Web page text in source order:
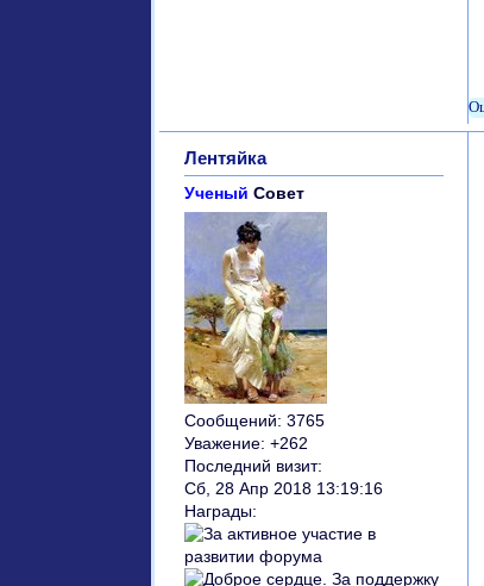
Лентяйка
Ученый Совет
Сообщений: 3765
Уважение: +262
Последний визит:
Сб, 28 Апр 2018 13:19:16
Награды: